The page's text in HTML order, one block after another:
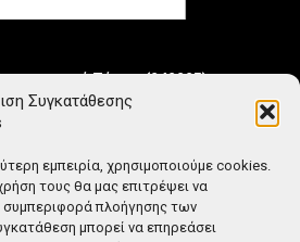
Συγκατάθεσης
εμπειρία, χρησιμοποιούμε cookies.
τους θα μας επιτρέψει να
πλοήγησης των
μπορεί να επηρεάσει
Τύπου (242225)